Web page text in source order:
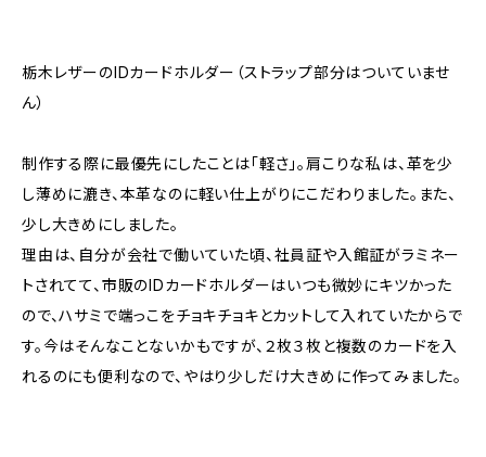
栃木レザーのIDカードホルダー（ストラップ部分はついていませ
ん）
制作する際に最優先にしたことは「軽さ」。肩こりな私は、革を少
し薄めに漉き、本革なのに軽い仕上がりにこだわりました。また、
少し大きめにしました。
理由は、自分が会社で働いていた頃、社員証や入館証がラミネー
トされてて、市販のIDカードホルダーはいつも微妙にキツかった
ので、ハサミで端っこをチョキチョキとカットして入れていたからで
す。今はそんなことないかもですが、２枚３枚と複数のカードを入
れるのにも便利なので、やはり少しだけ大きめに作ってみました。